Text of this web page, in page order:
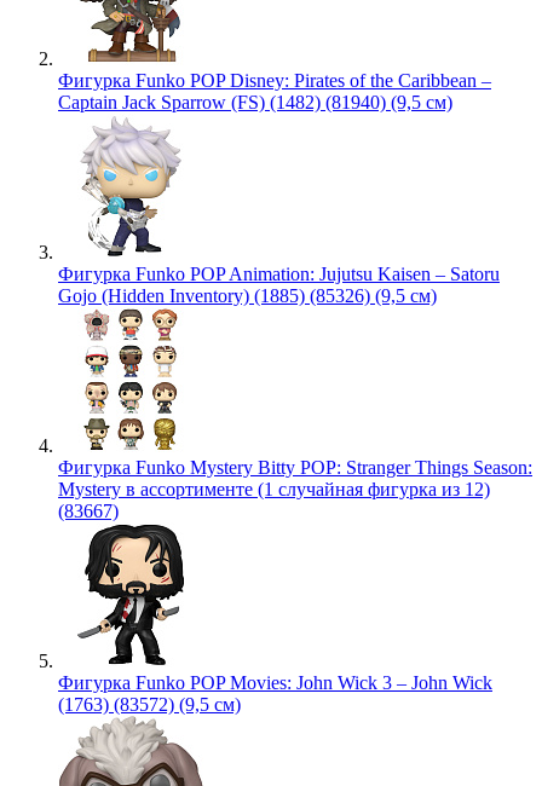
Фигурка Funko POP Disney: Pirates of the Caribbean –
Captain Jack Sparrow (FS) (1482) (81940) (9,5 см)
Фигурка Funko POP Animation: Jujutsu Kaisen – Satoru
Gojo (Hidden Inventory) (1885) (85326) (9,5 см)
Фигурка Funko Mystery Bitty POP: Stranger Things Season:
Mystery в ассортименте (1 случайная фигурка из 12)
(83667)
Фигурка Funko POP Movies: John Wick 3 – John Wick
(1763) (83572) (9,5 см)